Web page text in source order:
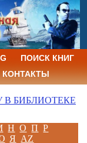
ПОИСК КНИГ
КОНТАКТЫ
В БИБЛИОТЕКЕ
Н О П Р
Я AZ